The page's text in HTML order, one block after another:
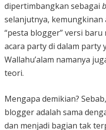
dipertimbangkan sebagai
selanjutnya, kemungkinan
“pesta blogger” versi
acara party di dalam party
Wallahu’alam namanya
teori.
Mengapa demikian?
blogger adalah sama
dan menjadi bagian tak